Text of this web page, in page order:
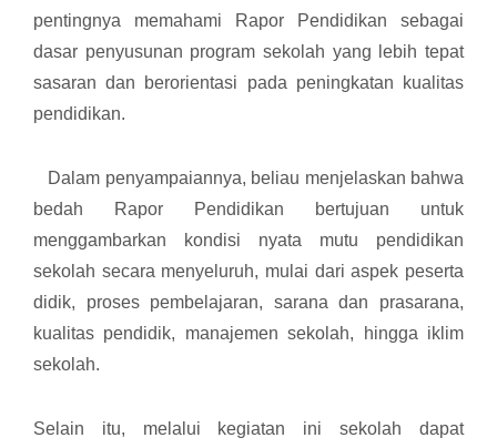
pentingnya memahami Rapor Pendidikan sebagai
dasar penyusunan program sekolah yang lebih tepat
sasaran dan berorientasi pada peningkatan kualitas
pendidikan.
Dalam penyampaiannya, beliau menjelaskan bahwa
bedah Rapor Pendidikan bertujuan untuk
menggambarkan kondisi nyata mutu pendidikan
sekolah secara menyeluruh, mulai dari aspek peserta
didik, proses pembelajaran, sarana dan prasarana,
kualitas pendidik, manajemen sekolah, hingga iklim
sekolah.
Selain itu, melalui kegiatan ini sekolah dapat